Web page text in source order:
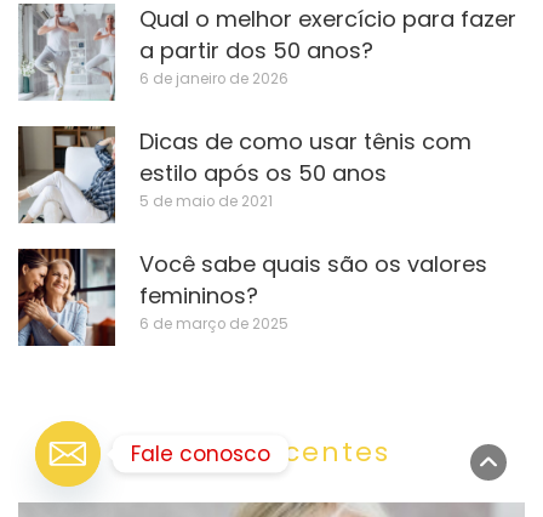
Qual o melhor exercício para fazer
a partir dos 50 anos?
6 de janeiro de 2026
Dicas de como usar tênis com
estilo após os 50 anos
5 de maio de 2021
Você sabe quais são os valores
femininos?
6 de março de 2025
Posts Recentes
Fale conosco